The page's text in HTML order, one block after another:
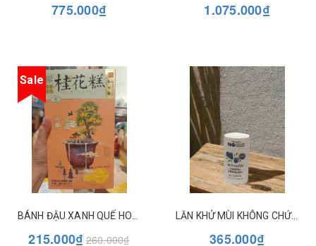
775.000₫ 1.075.000₫
Sale
215.000₫ 260.000₫
LĂN KHỬ MÙI KHÔNG CHỨA NHÔM SCHMIDT'S
365.000₫